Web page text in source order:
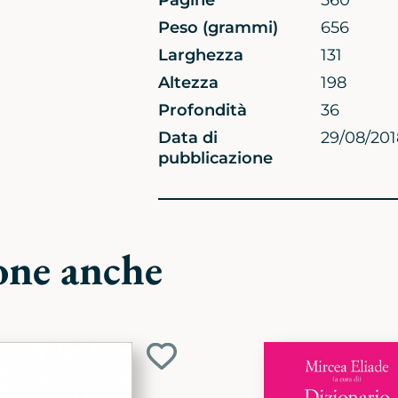
Peso (grammi)
656
Larghezza
131
Altezza
198
Profondità
36
Data di
pubblicazione
29/08/
anche
Aggiungi